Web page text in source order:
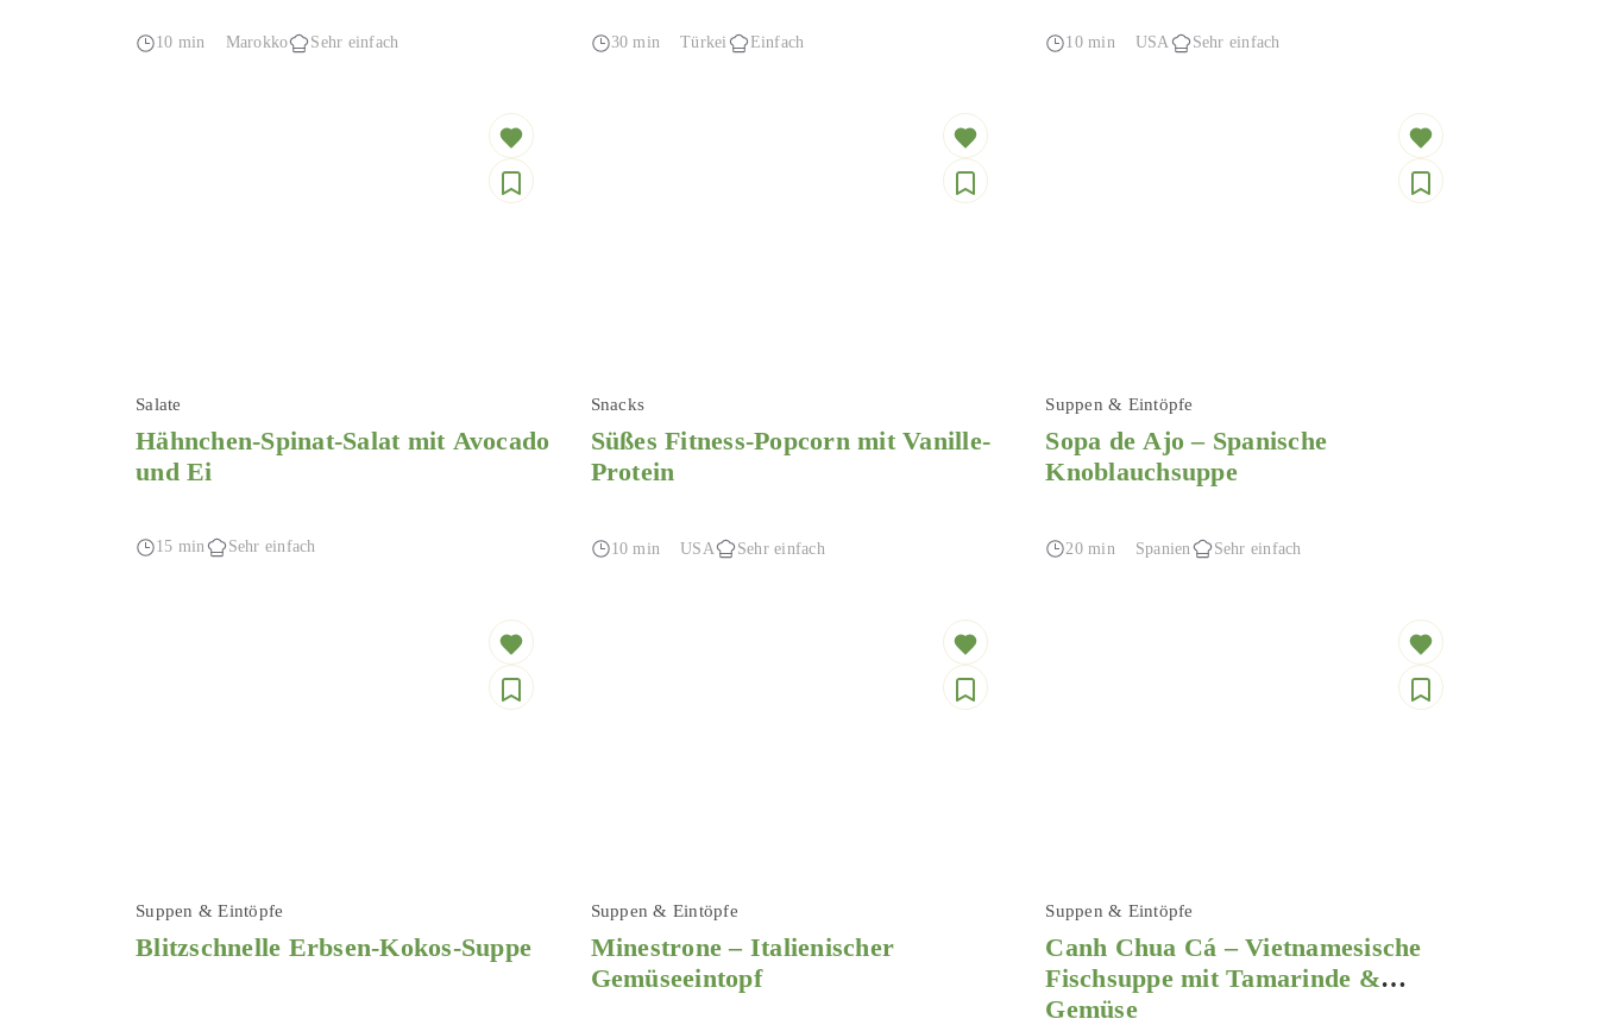
10 min Marokko Sehr einfach 30 min Türkei Einfach 10 min USA Sehr einfach
Salate
Hähnchen-Spinat-Salat mit Avocado
und Ei
15 min Sehr einfach
Snacks
Süßes Fitness-Popcorn mit Vanille-
Protein
10 min USA Sehr einfach
Suppen & Eintöpfe
Sopa de Ajo – Spanische
Knoblauchsuppe
20 min Spanien Sehr einfach
Suppen & Eintöpfe
Blitzschnelle Erbsen-Kokos-Suppe
Suppen & Eintöpfe
Minestrone – Italienischer
Gemüseeintopf
Suppen & Eintöpfe
Canh Chua Cá – Vietnamesische
Fischsuppe mit Tamarinde &
Gemüse